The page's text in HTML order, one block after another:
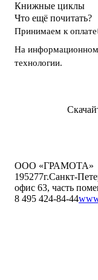
Книжные циклы
Что ещё почитать?
Принимаем к оплате
На
технологии.
ООО «ГРАМОТА»
195277г.Санкт-
офис 63, часть
8 495 424-84-44